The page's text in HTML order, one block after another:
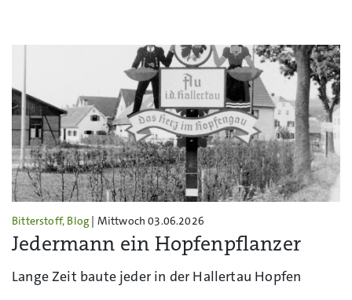
Bitterstoff, Blog | Mittwoch 03.06.2026
Jedermann ein Hopfenpflanzer
Lange Zeit baute jeder in der Hallertau Hopfen